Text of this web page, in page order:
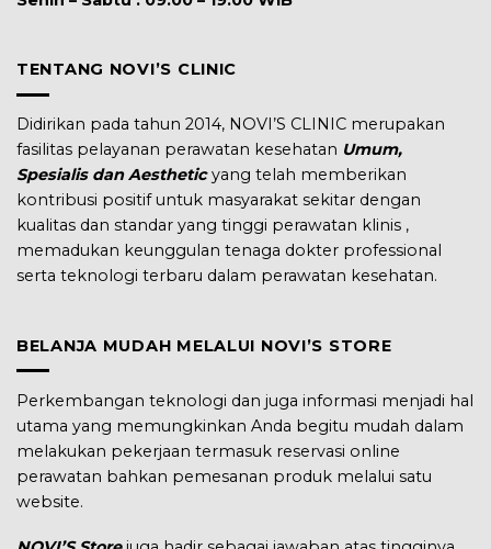
TENTANG NOVI’S CLINIC
Didirikan pada tahun 2014, NOVI’S CLINIC merupakan
fasilitas pelayanan perawatan kesehatan Umum,
Spesialis dan Aestheticyang telah memberikan
kontribusi positif untuk masyarakat sekitar dengan
kualitas dan standar yang tinggi perawatan klinis ,
memadukan keunggulan tenaga dokter professional
serta teknologi terbaru dalam perawatan kesehatan.
BELANJA MUDAH MELALUI NOVI’S STORE
Perkembangan teknologi dan juga informasi menjadi hal
utama yang memungkinkan Anda begitu mudah dalam
melakukan pekerjaan termasuk reservasi online
perawatan bahkan pemesanan produk melalui satu
website.